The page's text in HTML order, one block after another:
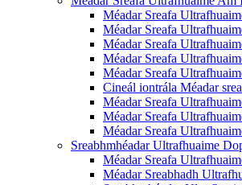
Méadar Sreafa
Méadar Sreafa
Méadar Sreafa
Méadar Sreafa
Méadar Sreafa
Cineál iontrála Méadar
Méadar Sreafa
Méadar Sreafa
Méadar Sreafa
Sreabhmhéadar Ultrafhuaime
Méadar Sreafa
Méadar Sreabhadh